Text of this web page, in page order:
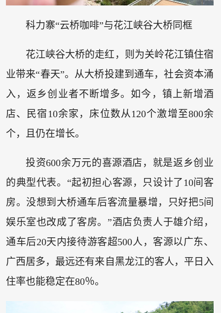
科力寨“云桥咖啡”与花江峡谷大桥同框
花江峡谷大桥的走红，则为关岭花江镇住宿
业带来“春天”。从大桥投建到通车，社会资本涌
入，返乡创业者不断增多。如今，镇上新增酒
店、民宿10余家，床位数从120个激增至800余
个，且仍在增长。
投资600余万元的喜源酒店，就是返乡创业
的典型代表。“起初担心客源，只设计了10间客
房。没想到大桥通车后客流量暴增，只好把5间
娱乐室也改成了客房。”酒店负责人于雄介绍，
通车后20天内接待游客超500人，客源以广东、
广西居多，最远还有来自黑龙江的客人，平日入
住率也能稳定在80％。